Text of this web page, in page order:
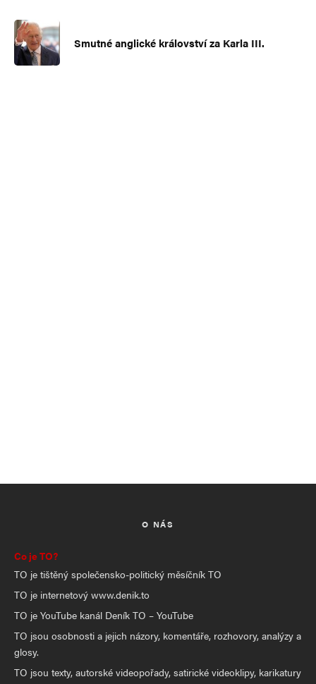
Smutné anglické království za Karla III.
O NÁS
Co je TO?
TO je tištěný společensko-politický měsíčník TO
TO je internetový www.denik.to
TO je YouTube kanál Deník TO – YouTube
TO jsou osobnosti a jejich názory, komentáře, rozhovory, analýzy a
glosy.
TO jsou texty, autorské videopořady, satirické videoklipy, karikatury